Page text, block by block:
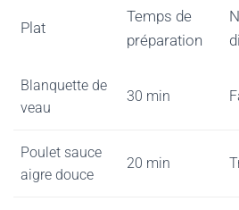
Plat
Temps de
préparation
Blanquette de
veau
30 min
Poulet sauce
aigre douce
20 min